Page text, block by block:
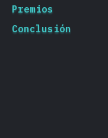
Premios
Conclusión